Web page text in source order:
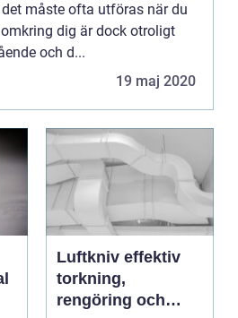
måste ofta utföras när du
dig är dock otroligt
och d...
19 maj 2020
Luftkniv effektiv
torkning,
rengöring och